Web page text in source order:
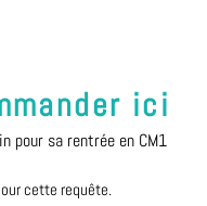
ici
pour sa rentrée en CM1
cette requête.